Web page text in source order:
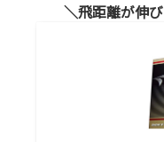
飛距離が伸